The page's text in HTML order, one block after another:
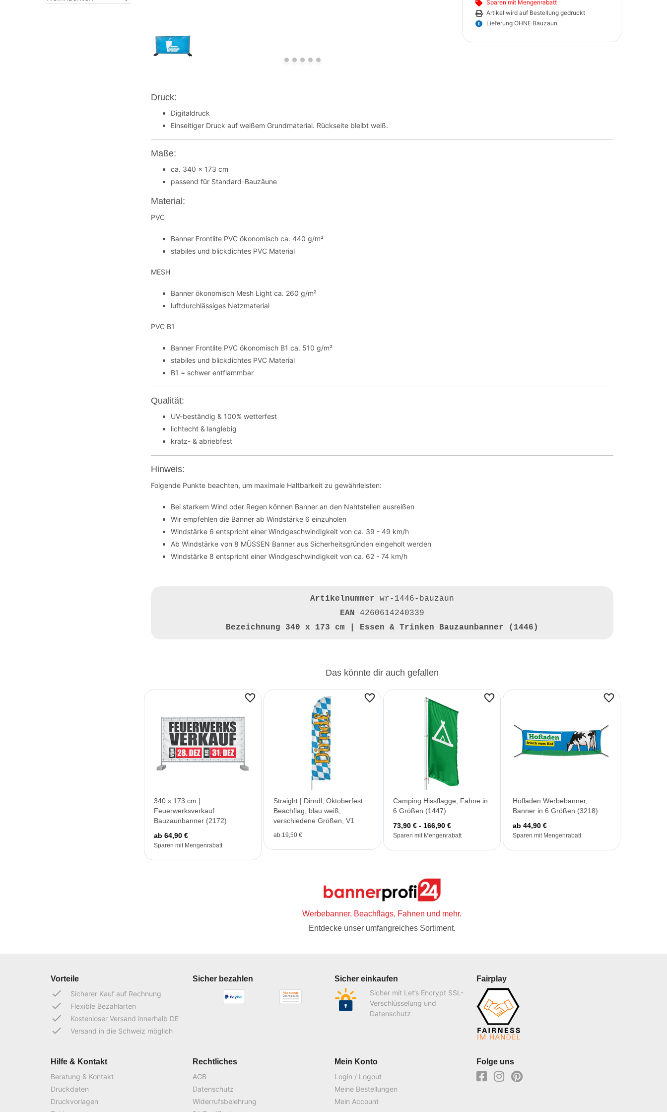
Sparen mit Mengenrabatt
Artikel wird auf Bestellung gedruckt
Lieferung OHNE Bauzaun
Druck:
Digitaldruck
Einseitiger Druck auf weißem Grundmaterial. Rückseite bleibt weiß.
Maße:
ca. 340 x 173 cm
passend für Standard-Bauzäune
Material:
PVC
Banner Frontlite PVC ökonomisch ca. 440 g/m²
stabiles und blickdichtes PVC Material
MESH
Banner ökonomisch Mesh Light ca. 260 g/m²
luftdurchlässiges Netzmaterial
PVC B1
Banner Frontlite PVC ökonomisch B1 ca. 510 g/m²
stabiles und blickdichtes PVC Material
B1 = schwer entflammbar
Qualität:
UV-beständig & 100% wetterfest
lichtecht & langlebig
kratz- & abriebfest
Hinweis:
Folgende Punkte beachten, um maximale Haltbarkeit zu gewährleisten:
Bei starkem Wind oder Regen können Banner an den Nahtstellen ausreißen
Wir empfehlen die Banner ab Windstärke 6 einzuholen
Windstärke 6 entspricht einer Windgeschwindigkeit von ca. 39 - 49 km/h
Ab Windstärke von 8 MÜSSEN Banner aus Sicherheitsgründen eingeholt werden
Windstärke 8 entspricht einer Windgeschwindigkeit von ca. 62 - 74 km/h
Artikelnummer wr-1446-bauzaun
EAN 4260614240339
Bezeichnung 340 x 173 cm | Essen & Trinken Bauzaunbanner (1446)
Das könnte dir auch gefallen
340 x 173 cm |
Feuerwerksverkauf
Bauzaunbanner (2172)
ab 64,90 €
Sparen mit Mengenrabatt
Straight | Dirndl, Oktoberfest
Beachflag, blau weiß,
verschiedene Größen, V1
ab 19,50 €
Camping Hissflagge, Fahne in
6 Größen (1447)
73,90 € - 166,90 €
Sparen mit Mengenrabatt
Hofladen Werbebanner,
Banner in 6 Größen (3218)
ab 44,90 €
Sparen mit Mengenrabatt
Werbebanner, Beachflags, Fahnen und mehr.
Entdecke unser umfangreiches Sortiment.
Vorteile
done Sicherer Kauf auf Rechnung
done Flexible Bezahlarten
done Kostenloser Versand innerhalb DE
done Versand in die Schweiz möglich
Sicher bezahlen
Sicher einkaufen
Sicher mit Let’s Encrypt SSL-
Verschlüsselung und
Datenschutz
Fairplay
Hilfe & Kontakt
Beratung & Kontakt
Druckdaten
Druckvorlagen
Rechtliches
AGB
Datenschutz
Widerrufsbelehrung
Mein Konto
Login / Logout
Meine Bestellungen
Mein Account
Folge uns